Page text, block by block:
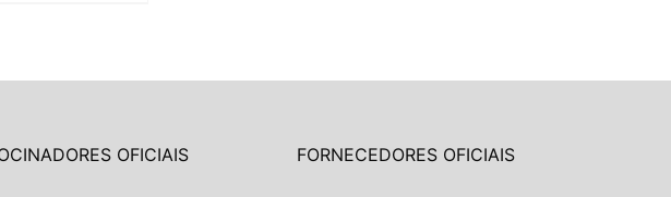
OFICIAIS FORNECEDORES OFICIAIS